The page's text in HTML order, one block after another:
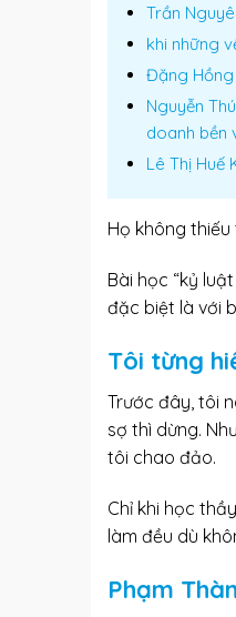
Trần
khi những
Đặng
Nguyễn
doanh bền
Lê Thị Huế
Họ không
Bài học “kỷ
đặc biệt là với
Tôi từng
Trước đây, tôi
sợ thì dừng.
tôi chao đảo.
Chỉ khi học
làm đều dù
Phạm